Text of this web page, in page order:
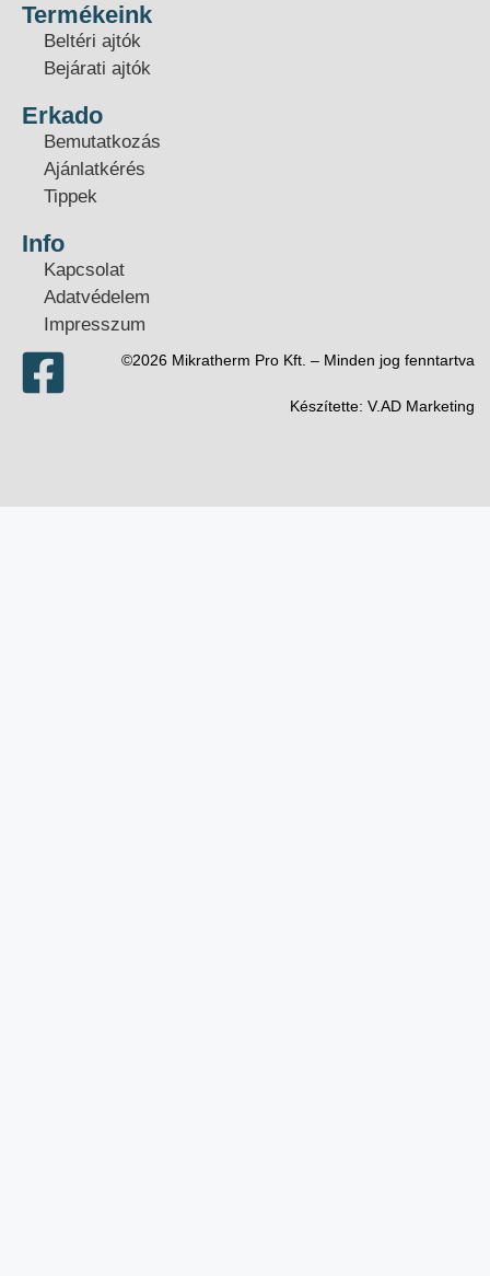
Termékeink
Beltéri ajtók
Bejárati ajtók
Erkado
Bemutatkozás
Ajánlatkérés
Tippek
Info
Kapcsolat
Adatvédelem
Impresszum
©2026 Mikratherm Pro Kft. – Minden jog fenntartva​
Készítette: V.AD Marketing